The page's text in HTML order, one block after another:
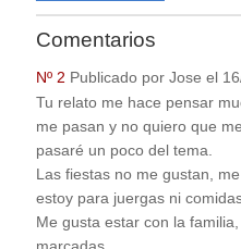
Comentarios
Nº 2 Publicado por Jose el
Tu relato me hace pensar
me pasan y no quiero que
pasaré un poco del tema.
Las fiestas no me gustan,
estoy para juergas ni
Me gusta estar con la